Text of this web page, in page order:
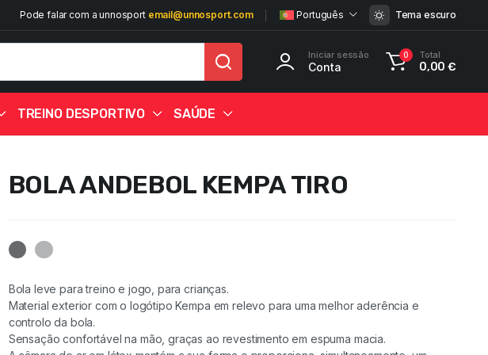
Pode falar com a unnosport email@unnosport.com Português Tema escuro
Iniciar sessão
Conta
0 Total
0,00€
25%
25%
25%
25%
25%
TREINO DESPORTIVO
20%
SAÚDE
25%
BOLA ANDEBOL KEMPA TIRO
Bola leve para treino e jogo, para crianças.
Material exterior com o logótipo Kempa em relevo para uma melhor aderência e
controlo da bola.
Sensação confortável na mão, graças ao revestimento em espuma macia.